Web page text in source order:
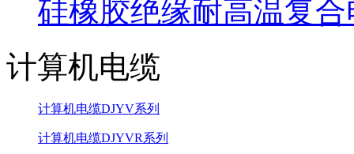
硅橡胶绝缘耐高温复合
计算机电缆
计算机电缆DJYV系列
计算机电缆DJYVR系列